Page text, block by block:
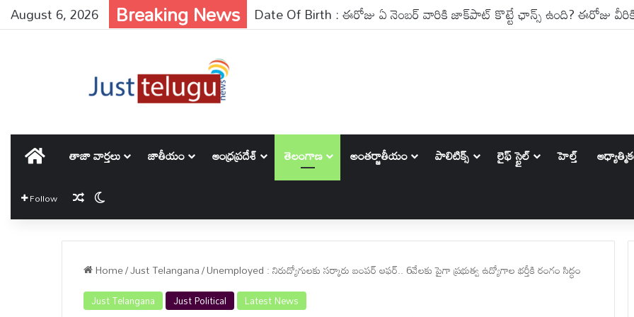
August 6, 2026 Breaking News Azim Premji : రోజుకు రూ.27 కోట్లు విరాళాలు.. అపర దానకర్ణుడు అజీమ్ ప్రేమ్ జీ
తాజా వార్తలు జాతీయం ఆంధ్రప్రదేశ్ తెలంగాణ అంతర్జాతీయం పాలిటిక్స్‌ లైఫ్ స్టైల్ హెల్త్
Follow Random Article
Home/Just Telangana/Unemployed : నిరుద్యోగులకు సర్కారు బంపర్ ఆఫర్.. 6వేలకు పైగా ప్రభుత్వ ఉద్యోగాల భర్తీకి రంగం సిద్ధం
Just Telangana Just Political Latest News